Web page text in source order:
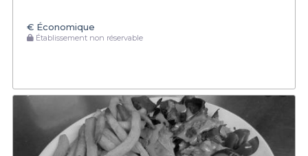
€ Économique
Établissement non réservable